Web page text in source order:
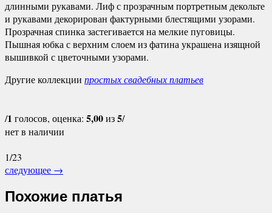
длинными рукавами. Лиф с прозрачным портретным декольте
и рукавами декорирован фактурными блестящими узорами.
Прозрачная спинка застегивается на мелкие пуговицы.
Пышная юбка с верхним слоем из фатина украшена изящной
вышивкой с цветочными узорами.
Другие коллекции простых свадебных платьев
/1 голосов, оценка: 5,00из5/
нет в наличии
1/23
следующее →
Похожие платья